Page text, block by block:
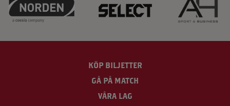
KÖP BILJETTER
GÅ PÅ MATCH
VÅRA LAG